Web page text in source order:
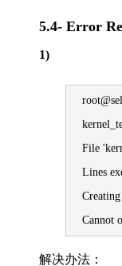
5.4- Error
1)
File
Lines
Cannot
解决办法：